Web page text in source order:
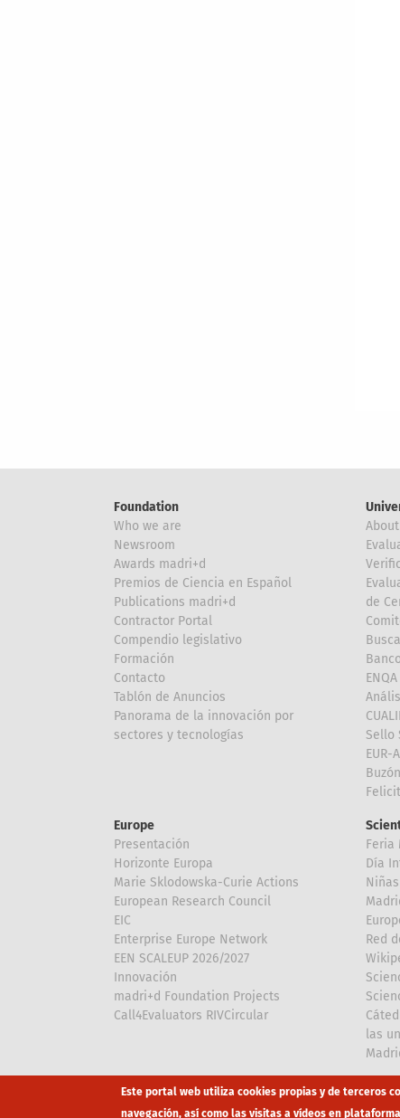
Foundation
Who we are
Newsroom
Awards madri+d
Premios de Ciencia en Español
Publications madri+d
Contractor Portal
Compendio legislativo
Formación
Contacto
Tablón de Anuncios
Panorama de la innovación por
sectores y tecnologías
de
Sello
EUR-
Europe
Presentación
Horizonte Europa
Marie Sklodowska-Curie Actions
European Research Council
EIC
Enterprise Europe Network
EEN SCALEUP 2026/2027
Innovación
madri+d Foundation Projects
Call4Evaluators RIVCircular
Feria
Día
Red
las
Array Array
Este portal web utiliza cookies propias y de terceros
navegación, así como las visitas a vídeos en